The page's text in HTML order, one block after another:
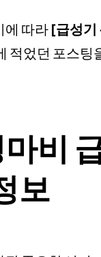
에 따라 [급성기
적었던 포스
비
보